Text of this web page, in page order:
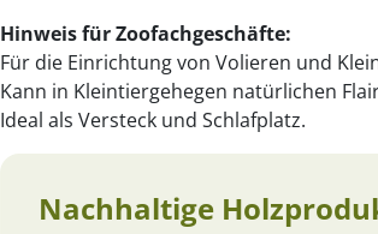
Hinweis für Zoofachgeschäfte:
Für die Einrichtung von Volieren und
Kann in Kleintiergehegen natürlichen
Ideal als Versteck und Schlafplatz.
Nachhaltige